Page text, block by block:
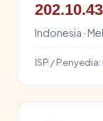
Indonesia ·
ISP / Penyedia: